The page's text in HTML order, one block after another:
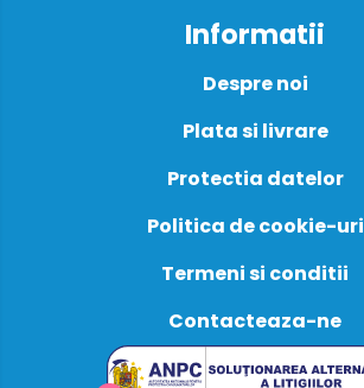
Informatii
Despre noi
Plata si livrare
Protectia datelor
Politica de cookie-uri
Termeni si conditii
Contacteaza-ne